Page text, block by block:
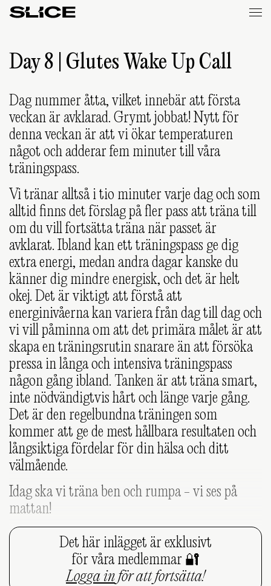
Slice
Day 8 | Glutes Wake Up Call
Dag nummer åtta, vilket innebär att första
veckan är avklarad. Grymt jobbat! Nytt för
denna veckan är att vi ökar temperaturen
något och adderar fem minuter till våra
träningspass.
Vi tränar alltså i tio minuter varje dag och som
alltid finns det förslag på fler pass att träna till
om du vill fortsätta träna när passet är
avklarat. Ibland kan ett träningspass ge dig
extra energi, medan andra dagar kanske du
känner dig mindre energisk, och det är helt
okej. Det är viktigt att förstå att
energinivåerna kan variera från dag till dag och
vi vill påminna om att det primära målet är att
skapa en träningsrutin snarare än att försöka
pressa in långa och intensiva träningspass
någon gång ibland. Tanken är att träna smart,
inte nödvändigtvis hårt och länge varje gång.
Det är den regelbundna träningen som
kommer att ge de mest hållbara resultaten och
långsiktiga fördelar för din hälsa och ditt
välmående.
Idag ska vi träna ben och rumpa - vi ses på
mattan!
Det här inlägget är exklusivt
för våra medlemmar 🔐
Logga inför att fortsätta!